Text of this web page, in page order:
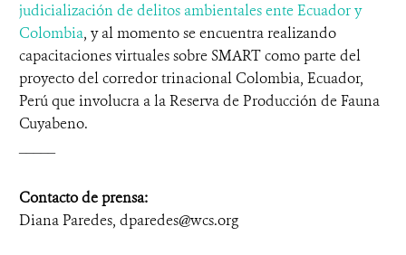
judicialización de delitos ambientales ente Ecuador y
Colombia, y al momento se encuentra realizando
capacitaciones virtuales sobre SMART como parte del
proyecto del corredor trinacional Colombia, Ecuador,
Perú que involucra a la Reserva de Producción de Fauna
Cuyabeno.
Contacto de prensa:
Diana Paredes, dparedes@wcs.org